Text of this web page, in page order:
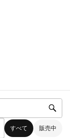
すべて 販売中